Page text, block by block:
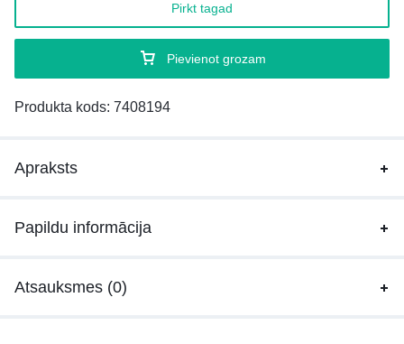
Pievienot grozam
Pirkt tagad
Produkta kods: 7408194
Apraksts
Papildu informācija
Atsauksmes (0)